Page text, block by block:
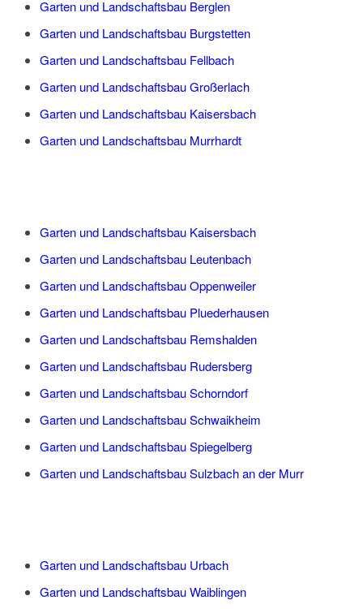
Garten und Landschaftsbau Berglen
Garten und Landschaftsbau Burgstetten
Garten und Landschaftsbau Fellbach
Garten und Landschaftsbau Großerlach
Garten und Landschaftsbau Kaisersbach
Garten und Landschaftsbau Murrhardt
Garten und Landschaftsbau Kaisersbach
Garten und Landschaftsbau Leutenbach
Garten und Landschaftsbau Oppenweiler
Garten und Landschaftsbau Pluederhausen
Garten und Landschaftsbau Remshalden
Garten und Landschaftsbau Rudersberg
Garten und Landschaftsbau Schorndorf
Garten und Landschaftsbau Schwaikheim
Garten und Landschaftsbau Spiegelberg
Garten und Landschaftsbau Sulzbach an der Murr
Garten und Landschaftsbau Urbach
Garten und Landschaftsbau Waiblingen